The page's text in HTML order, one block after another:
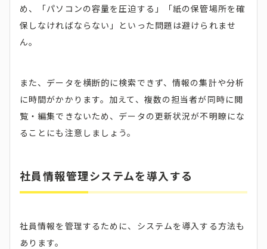
め、「パソコンの容量を圧迫する」「紙の保管場所を確
保しなければならない」といった問題は避けられませ
ん。
また、データを横断的に検索できず、情報の集計や分析
に時間がかかります。加えて、複数の担当者が同時に閲
覧・編集できないため、データの更新状況が不明瞭にな
ることにも注意しましょう。
社員情報管理システムを導入する
社員情報を管理するために、システムを導入する方法も
あります。